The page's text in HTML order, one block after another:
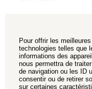
Pour offrir les
technologies telles que
informations des
nous permettra de
de navigation ou les ID
consentir ou de retirer
sur certaines